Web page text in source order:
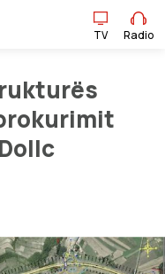
TV
TV Radio